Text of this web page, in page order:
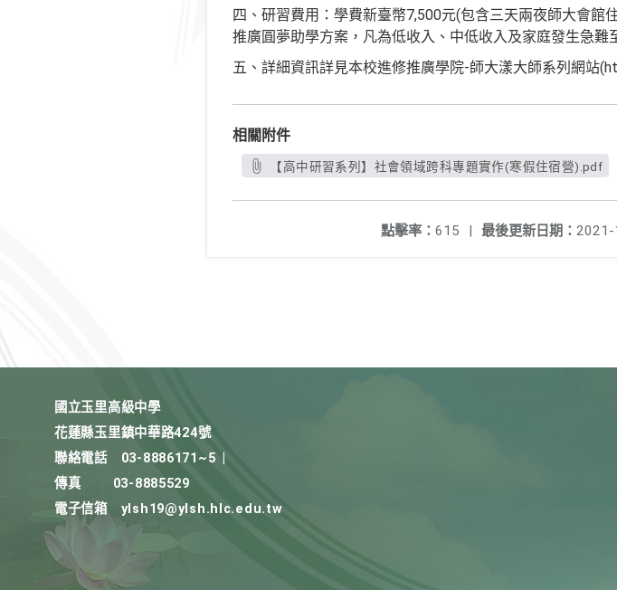
四、研習費用：學費新臺幣7,500元(包含三天兩夜師大會
推廣圓夢助學方案，凡為低收入、中低收入及家庭發生急
五、詳細資訊詳見本校進修推廣學院-師大漾大師系列網站
相關附件
【高中研習系列】社會領域跨科專題實作(寒假住宿營).pdf
最後更新日期： 2021-
點擊率： 615 |
國立玉里高級中學
花蓮縣玉里鎮中華路424號
聯絡電話
03-8886171~5
傳真
03-8885529
電子信箱
ylsh19@ylsh.hlc.edu.tw